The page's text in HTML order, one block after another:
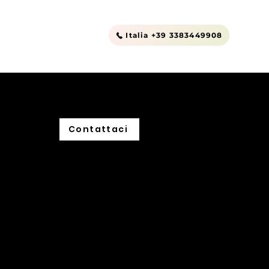
Italia +39 3383449908
Contattaci